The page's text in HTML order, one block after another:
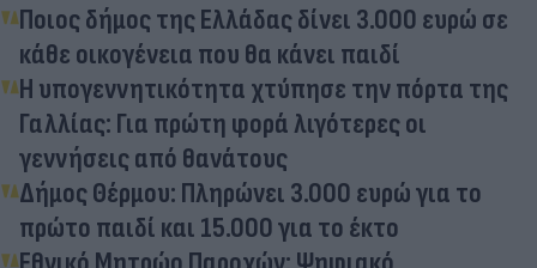
Ποιος δήμος της Ελλάδας δίνει 3.000 ευρώ σε
κάθε οικογένεια που θα κάνει παιδί
Η υπογεννητικότητα χτύπησε την πόρτα της
Γαλλίας: Για πρώτη φορά λιγότερες οι
γεννήσεις από θανάτους
Δήμος Θέρμου: Πληρώνει 3.000 ευρώ για το
πρώτο παιδί και 15.000 για το έκτο